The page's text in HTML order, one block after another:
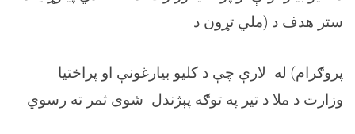
ستر هدف د (ملي تړون د
پروګرام) له لارې چې د کلیو بیارغونې او پراختیا
وزارت د ملا د تیر په توګه پېژندل شوی ثمر ته رسوي